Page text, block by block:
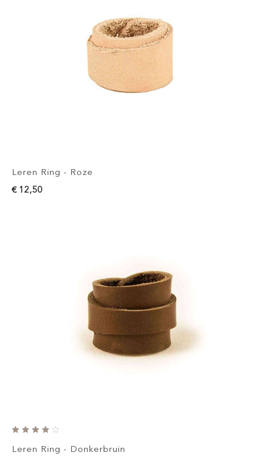
Leren Ring - Roze
€ 12,50
Leren Ring - Donkerbruin